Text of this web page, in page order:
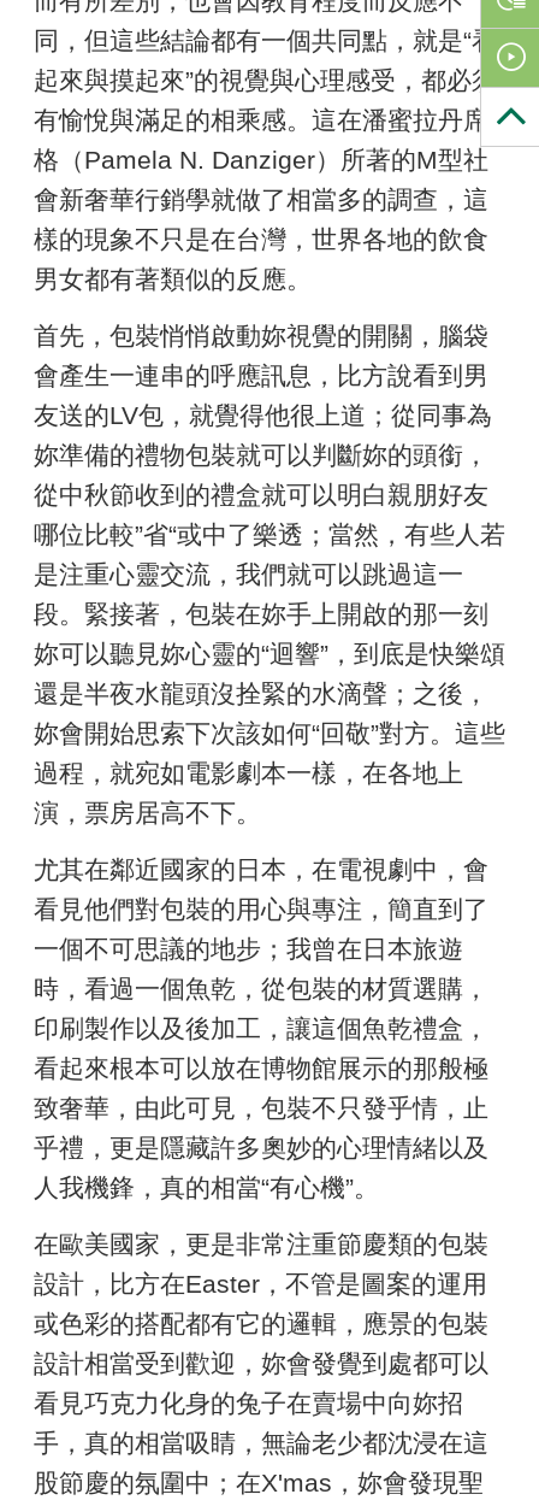
同，但這些結論都有一個共同點，就是“看
起來與摸起來”的視覺與心理感受，都必須
有愉悅與滿足的相乘感。這在潘蜜拉丹席
格（Pamela N. Danziger）所著的M型社
會新奢華行銷學就做了相當多的調查，這
樣的現象不只是在台灣，世界各地的飲食
男女都有著類似的反應。
首先，包裝悄悄啟動妳視覺的開關，腦袋
會產生一連串的呼應訊息，比方說看到男
友送的LV包，就覺得他很上道；從同事為
妳準備的禮物包裝就可以判斷妳的頭銜，
從中秋節收到的禮盒就可以明白親朋好友
哪位比較”省“或中了樂透；當然，有些人若
是注重心靈交流，我們就可以跳過這一
段。緊接著，包裝在妳手上開啟的那一刻
妳可以聽見妳心靈的“迴響”，到底是快樂頌
還是半夜水龍頭沒拴緊的水滴聲；之後，
妳會開始思索下次該如何“回敬”對方。這些
過程，就宛如電影劇本一樣，在各地上
演，票房居高不下。
尤其在鄰近國家的日本，在電視劇中，會
看見他們對包裝的用心與專注，簡直到了
一個不可思議的地步；我曾在日本旅遊
時，看過一個魚乾，從包裝的材質選購，
印刷製作以及後加工，讓這個魚乾禮盒，
看起來根本可以放在博物館展示的那般極
致奢華，由此可見，包裝不只發乎情，止
乎禮，更是隱藏許多奧妙的心理情緒以及
人我機鋒，真的相當“有心機”。
在歐美國家，更是非常注重節慶類的包裝
設計，比方在Easter，不管是圖案的運用
或色彩的搭配都有它的邏輯，應景的包裝
設計相當受到歡迎，妳會發覺到處都可以
看見巧克力化身的兔子在賣場中向妳招
手，真的相當吸睛，無論老少都沈浸在這
股節慶的氛圍中；在X'mas，妳會發現聖